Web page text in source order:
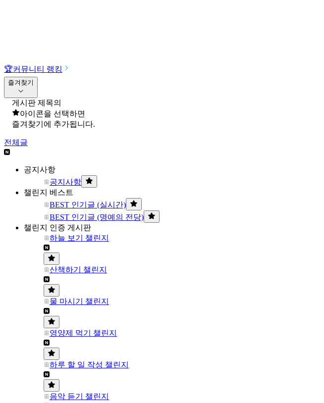
🏆커뮤니티 랭킹
즐겨찾기
게시판 제목의
아이콘을 선택하면
즐겨찾기에 추가됩니다.
전체글
공지사항
공지사항
챌린지 베스트
BEST 인기글 (실시간)
BEST 인기글 (명예의 전당)
챌린지 인증 게시판
하늘 보기 챌린지
산책하기 챌린지
물 마시기 챌린지
영양제 먹기 챌린지
하루 할 일 작성 챌린지
음악 듣기 챌린지